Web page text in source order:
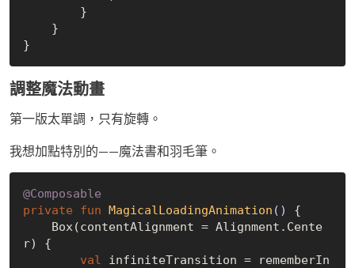
調整魔法動畫
第一版太單調，只有旋轉。
我想加點特別的——魔法書和羽毛筆。
@Composable
private
fun MagicalLoadingAnimation ()
{
r) {
val infiniteTransition = rememberIn